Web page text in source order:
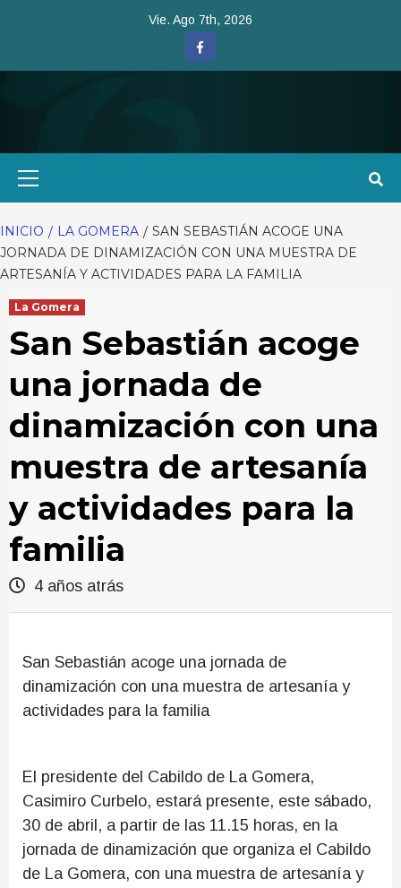
Vie. Ago 7th, 2026
Facebook
INICIO LA GOMERA
SAN SEBASTIÁN ACOGE UNA
JORNADA DE DINAMIZACIÓN CON UNA MUESTRA DE
ARTESANÍA Y ACTIVIDADES PARA LA FAMILIA
La Gomera
San Sebastián acoge
una jornada de
dinamización con una
muestra de artesanía
y actividades para la
familia
4 años atrás
San Sebastián acoge una jornada de
dinamización con una muestra de artesanía y
actividades para la familia
El presidente del Cabildo de La Gomera,
Casimiro Curbelo, estará presente, este sábado,
30 de abril, a partir de las 11.15 horas, en la
jornada de dinamización que organiza el Cabildo
de La Gomera, con una muestra de artesanía y